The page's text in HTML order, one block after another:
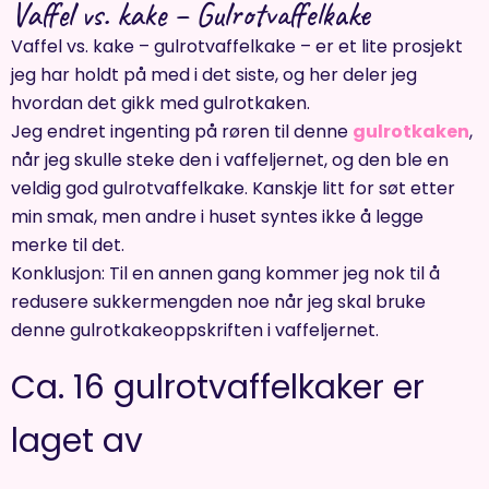
Vaffel vs. kake – Gulrotvaffelkake
Vaffel vs. kake – gulrotvaffelkake – er et lite prosjekt
jeg har holdt på med i det siste, og her deler jeg
hvordan det gikk med gulrotkaken.
Jeg endret ingenting på røren til denne gulrotkaken,
når jeg skulle steke den i vaffeljernet, og den ble en
veldig god gulrotvaffelkake. Kanskje litt for søt etter
min smak, men andre i huset syntes ikke å legge
merke til det.
Konklusjon: Til en annen gang kommer jeg nok til å
redusere sukkermengden noe når jeg skal bruke
denne gulrotkakeoppskriften i vaffeljernet.
Ca. 16 gulrotvaffelkaker er
laget av